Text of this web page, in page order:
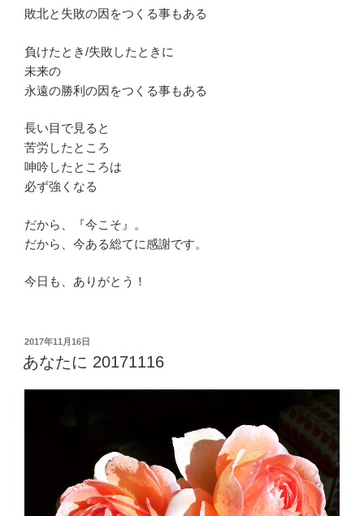
敗北と失敗の因をつくる事もある
負けたとき/失敗したときに
未来の
永遠の勝利の因をつくる事もある
長い目で見ると
苦労したところ
呻吟したところは
必ず強くなる
だから、『今こそ』。
だから、今ある総てに感謝です。
今日も、ありがとう！
投
稿
日:
2017年11月16日
あなたに 20171116